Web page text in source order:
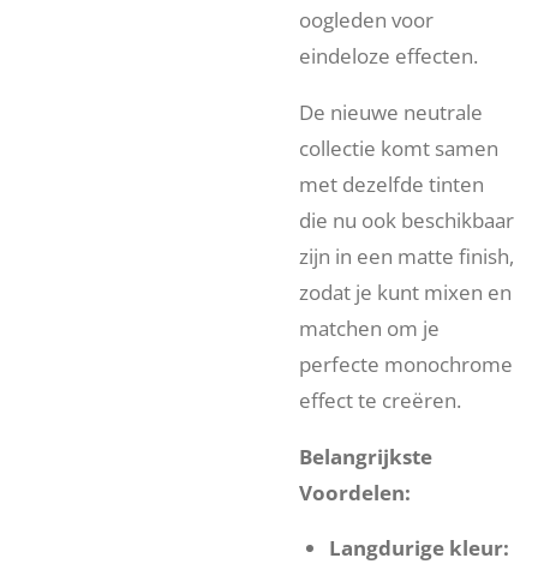
oogleden voor
eindeloze effecten.
De nieuwe neutrale
collectie komt samen
met dezelfde tinten
die nu ook beschikbaar
zijn in een matte finish,
zodat je kunt mixen en
matchen om je
perfecte monochrome
effect te creëren.
Belangrijkste
Voordelen:
Langdurige kleur: